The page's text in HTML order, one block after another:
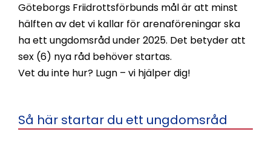
Göteborgs Friidrottsförbunds mål är att minst
hälften av det vi kallar för arenaföreningar ska
ha ett ungdomsråd under 2025. Det betyder att
sex (6) nya råd behöver startas.
Vet du inte hur? Lugn – vi hjälper dig!
Så här startar du ett ungdomsråd